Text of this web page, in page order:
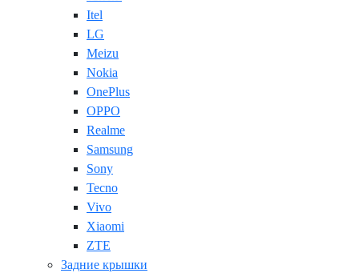
Itel
LG
Meizu
Nokia
OnePlus
OPPO
Realme
Samsung
Sony
Tecno
Vivo
Xiaomi
ZTE
Задние крышки